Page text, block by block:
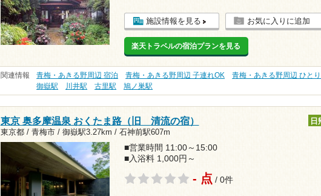
施設情報を見る お気に入りに追加
楽天トラベルの宿泊プランを見る
関連情報 青梅・あきる野周辺 宿泊 青梅・あきる野周辺 子連れOK
青梅・あきる野周辺 ひと
御嶽駅
川井駅 古里駅 鳩ノ巣駅
東京 奥多摩温泉 おくたま路（旧 清流の宿）
東京都 / 青梅市 / 御嶽駅3.27km / 石神前駅607m
日
■営業時間 11:00～15:00
■入浴料 1,000円～
- 点 / 0件